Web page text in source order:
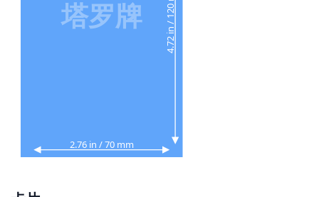
2.76 in / 70 mm
4.72 in / 120 mm
塔罗牌